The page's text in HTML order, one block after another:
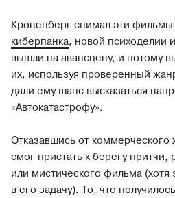
Кроненберг снимал эти
киберпанка, новой психоделии
вышли на авансцену, и потому
их, используя проверенный
дали ему шанс высказаться
«Автокатастрофу».
Отказавшись от
смог пристать к берегу
или мистического фильма
в его задачу). То, что